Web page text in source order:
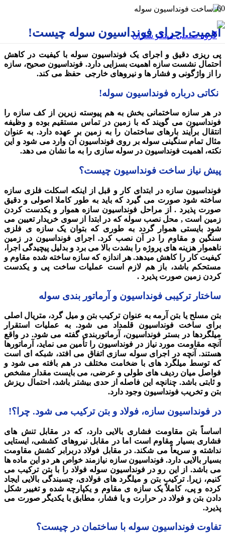
اهمیت اجرای فونداسیون سوله چیست!
پی ریزی دقیق و اجرای یک فونداسیون سوله با کیفیت در کاهش
احتمال نشست سازه اهمیت بسزایی دارد. فونداسیون صحیح، سازه
را از واژگونی و فشار ها و نیروهای خارجی حفظ می کند.
نکاتی درباره فونداسیون سوله!
در هر سازه ساختمانی بخش به هم پیوسته زیرین از کف سازه را
فونداسیون می گویند که با زمین در تماس مستقیم بوده و وظیفه
انتقال برآیند بارهای ساختمان را به زمین بر عهده دارد. به عنوان
مثال تمام سنگینی سوله بر روی فونداسیون آن وارد می شود و این
نکته، اهمیت فونداسیون در سوله سازی را به ما نشان می دهد.
پیش نیاز ساخت فونداسیون چیست؟
فونداسیون سازه در ابتدای کار و قبل از اینکه اسکلت فلزی سازه
ساخته شود صورت می گیرد که باید به طور کاملا اصولی و دقیق
صورت پذیرد . از مراحل فونداسیون سازه هموار و یکدست کردن
زمین است , محل نصب سوله که در ابتدا از سوی خریدار تعیین می
شود بایستی هموار گردد به طوری که بتوان یک سازه ی فلزی
سنگین و مقاوم را در آن نصب کرد. اجرای فونداسیون در زمین
ناهموار هزینه های پروژه را بشدت بالا می برد و بدلیل پیچیدگی اجرا،
کیفیت کار را کاهش میدهد. هر اندازه که سازه ساخته شده مقاوم و
مستحکم باشد، باز هم لازم است عملیات ساخت پی و یکدست
کردن زمین صورت پذیرد .
ساختار ترکیبی فونداسیون و آرماتور بندی سوله
بتن مسلح یا بتن آرمه به عنوان ترکیب بتن و میل گرد، متریال اصلی
برای ساخت فونداسیون قلمداد می شود. به عملیات استقرار
میلگردها در بستر فونداسیون، آرماتوربندی گفته می شود. در واقع
آنچه مقاومت مورد نیاز در فونداسیون را تأمین می نماید، آرماتورها
هستند. آنچه در اجرای سوله سازی اتفاق می افتد، شبکه ای است
که توسط میلگرد های با ضخامت مختلف در هم بافته می شود و
فواصل میان ردیف های طولی و عرضی، می بایست مقدار مشخص
و ثابتی باشد. چنانچه این فاصله از حدی بیشتر باشد، احتمال ریزش
بتن و تخریب فونداسیون وجود دارد.
در فونداسیون سازه، فولاد و بتن ترکیب می شود. چرا؟!
اساساً بتن مقاومت فشاری بالایی دارد، که در مقابل تنش های
فشاری بسیار مقاوم است اما در مقابل نیروهای کششی، ایستایی
نداشته و سریعاً می شکند. در مقابل فولاد دربرابر کشش مقاومت
بسیار بالایی دارد. فونداسیون سازه نیازمند خواص هر دو این ماده ها
می باشد. از این رو در فونداسیون سوله فولاد را با بتن ترکیب می
کنیم، زیرا. ترکیب بتن و میلگرد های فولادی، چسبندگی بالایی ایجاد
کرده و پی، کاملاً یک سازه ی مقاوم و یکپارچه شده و تغییر شکل
دادن بتن و فولاد در حرارت و یا فشار، مطابق با یکدیگر صورت می
پذیرد.
تفاوت فونداسیون سوله با ساختمان در چیست؟